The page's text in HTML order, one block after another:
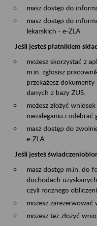
masz dostęp do
masz dostęp do
lekarskich - e-ZLA
Jeśli jesteś płatnikiem
możesz skorzystać z
m.in. zgłosisz
przekażesz
danych z bazy ZUS,
możesz złożyć
niezaleganiu i odebrać
masz dostęp do
e-ZLA
Jeśli jesteś
masz dostęp m.in. do
dochodach
czyli rocznego
możesz zarezerwować
możesz też złożyć